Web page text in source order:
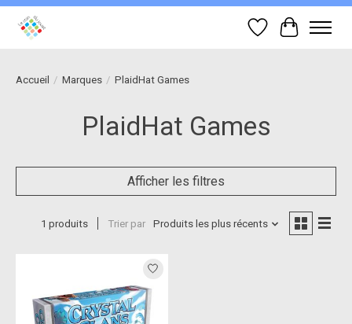
Liste dePanier
Accueil / Marques / PlaidHat Games
PlaidHat Games
Afficher les filtres
1 produits Trier par Produits les plus récents